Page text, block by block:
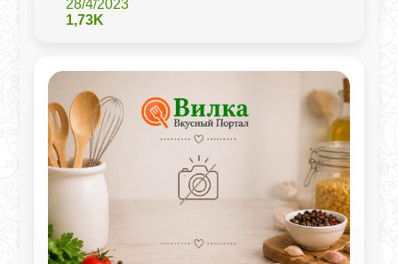
28/4/2023
1,73K